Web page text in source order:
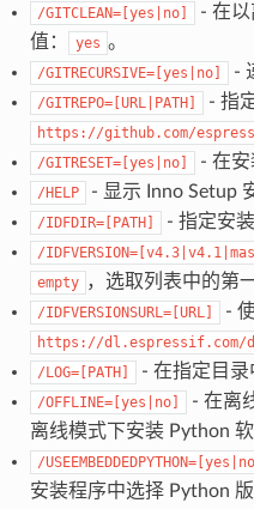
/GITCLEAN=[yes|no] - 在
值：
yes 。
/GITRECURSIVE=[yes|no] -
/GITREPO=[URL|PATH] - 指
https://github.com/
/GITRESET=[yes|no] - 在
/HELP - 显示 Inno Setup
/IDFDIR=[PATH] - 指定安
/
empty ，选取列表中的第
/IDFVERSIONSURL=[URL] -
https://
/LOG=[PATH] - 在指定目录
/OFFLINE=[yes|no] - 在离
离线模式下安装 Python
/
安装程序中选择 Python 版